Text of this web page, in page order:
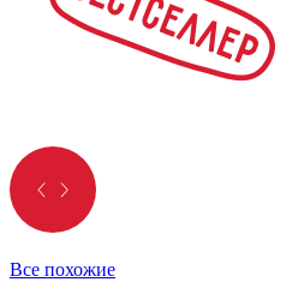
Все похожие